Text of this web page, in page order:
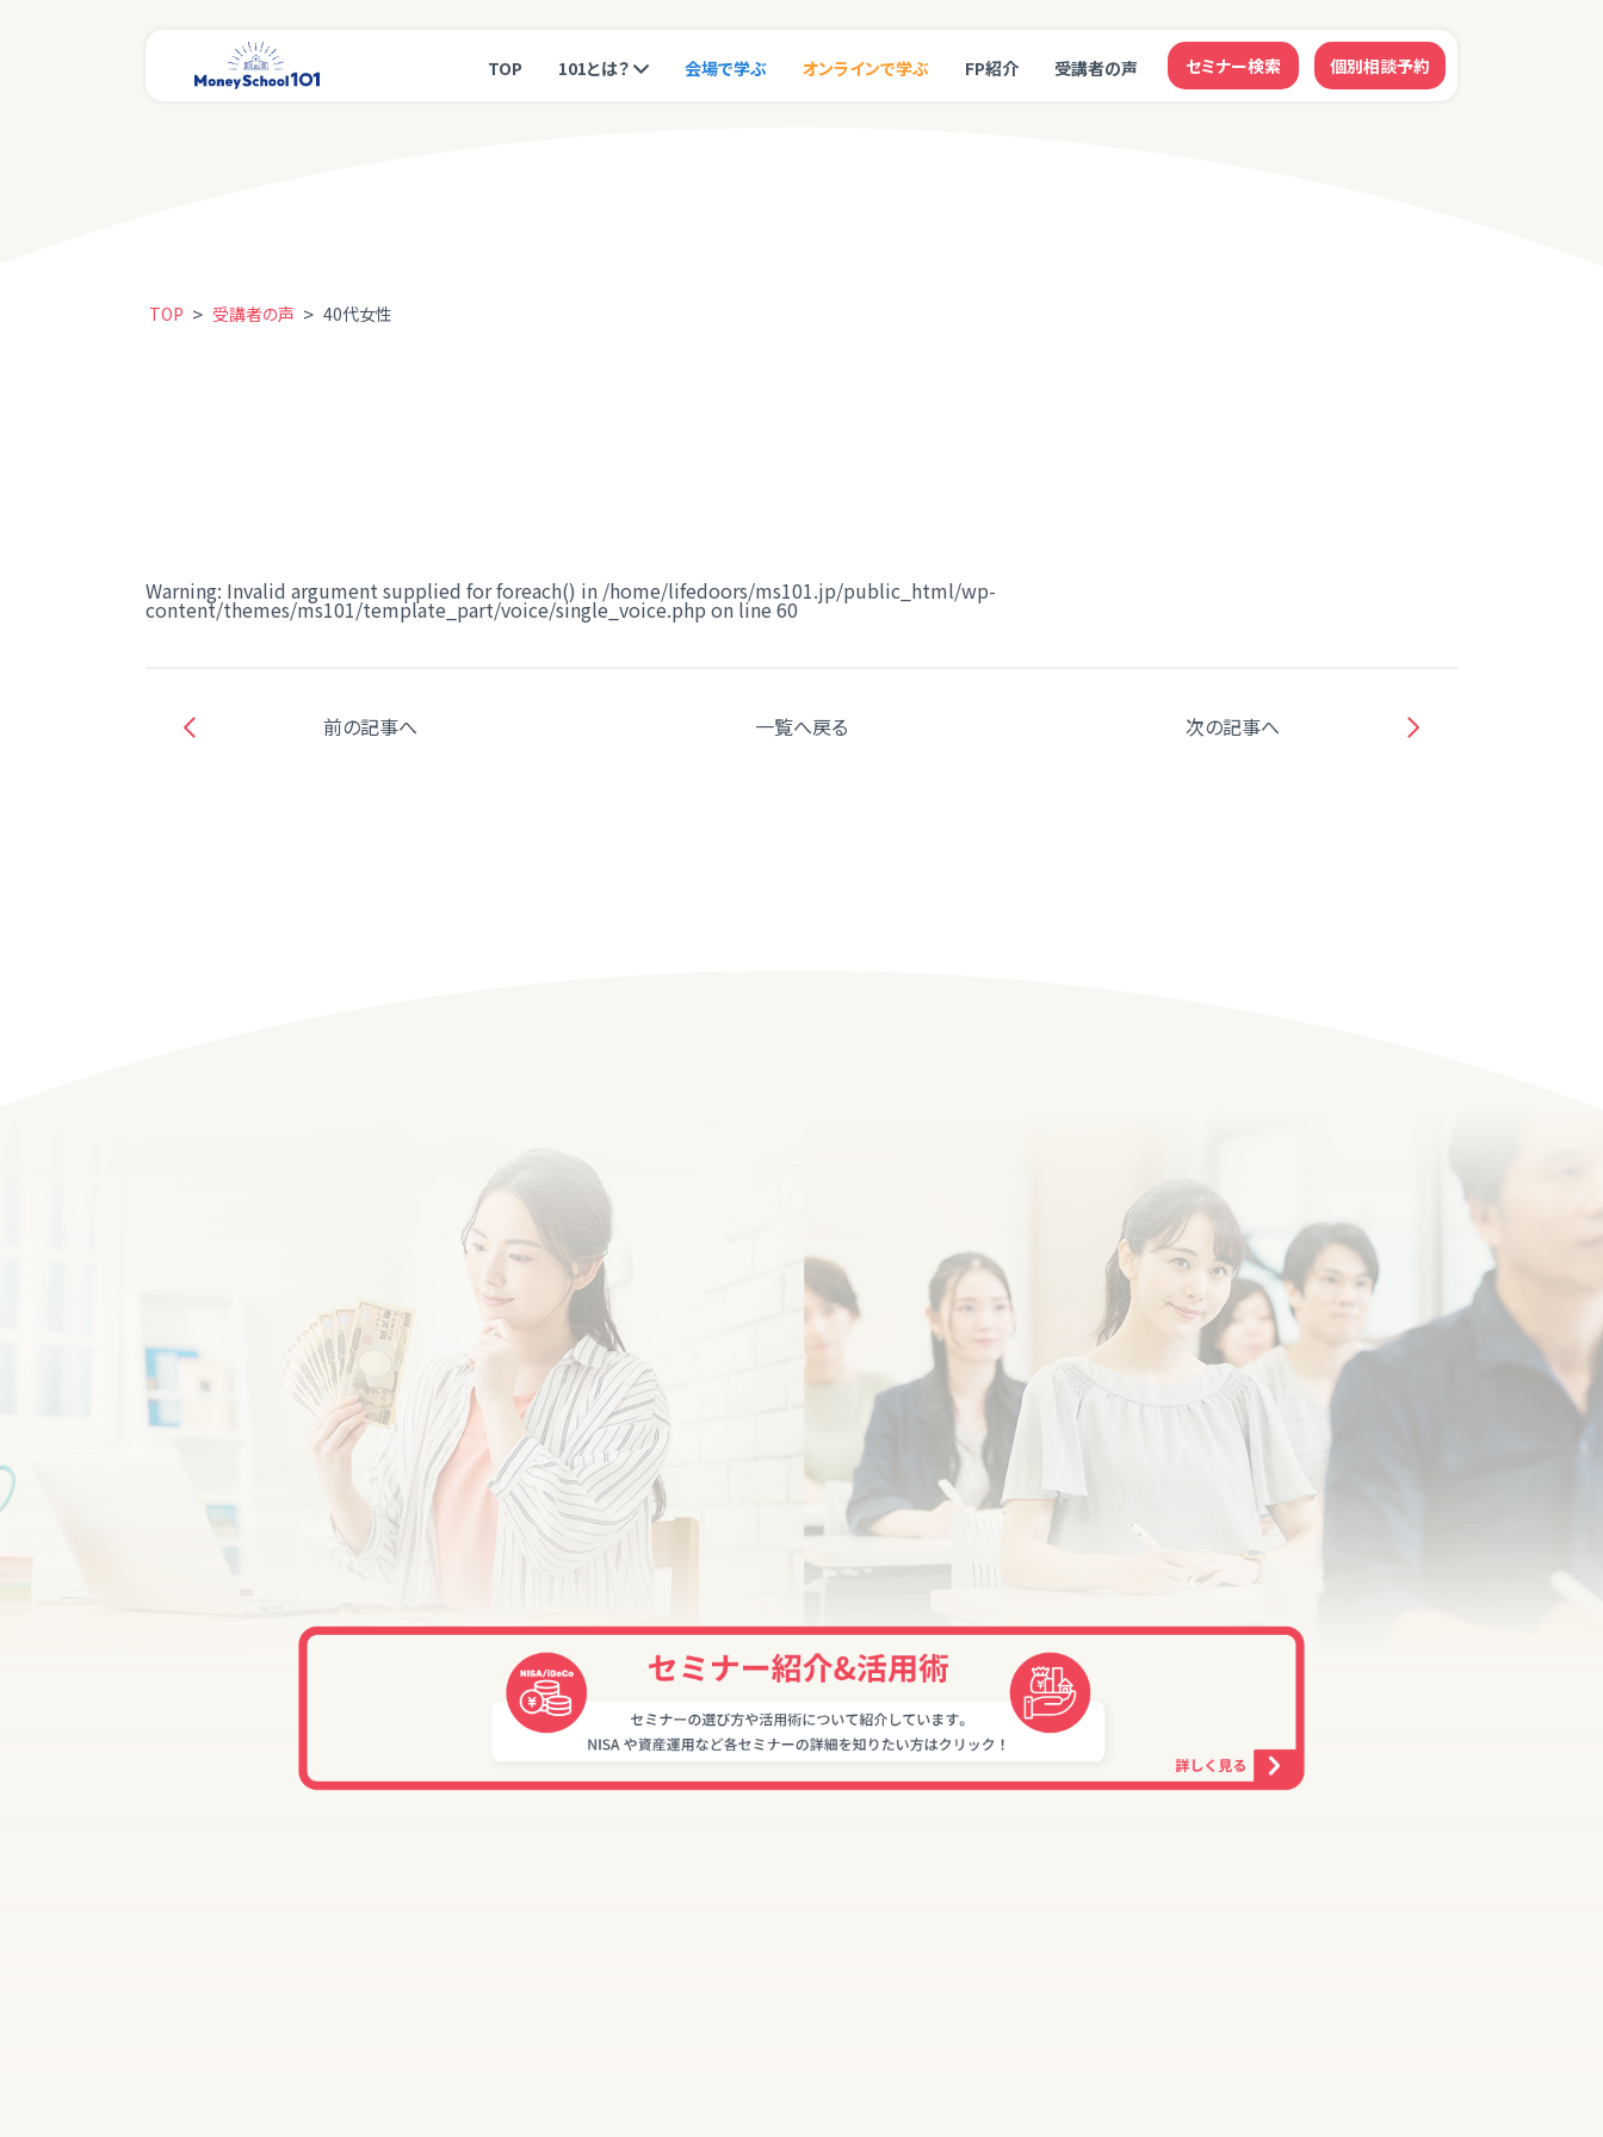
TOP 101とは？ 会場で学ぶ オンラインで学ぶ FP紹介 受講者の声 セミナー検索 個別相談予約
TOP > 受講者の声 > 40代女性
Warning: Invalid argument supplied for foreach() in /home/lifedoors/ms101.jp/public_html/wp-
content/themes/ms101/template_part/voice/single_voice.php on line 60
前の記事へ 一覧へ戻る 次の記事へ